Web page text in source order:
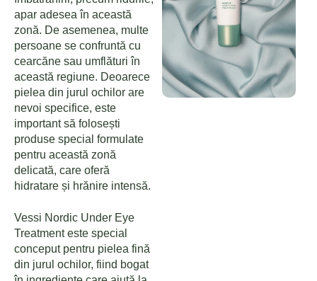
apar adesea în această
zonă. De asemenea, multe
persoane se confruntă cu
cearcăne sau umflături în
această regiune. Deoarece
pielea din jurul ochilor are
nevoi specifice, este
important să folosești
produse special formulate
pentru această zonă
delicată, care oferă
hidratare și hrănire intensă.
Vessi Nordic Under Eye
Treatment este special
conceput pentru pielea fină
din jurul ochilor, fiind bogat